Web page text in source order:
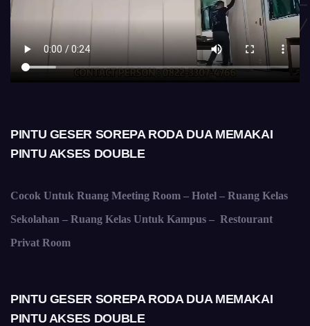
PINTU GESER SOREPA RODA DUA MEMAKAI
PINTU AKSES DOUBLE
Cocok Untuk Ruang Meeting Room – Hotel – Ruang Kelas
Sekolahan – Ruang Kelas Untuk Kampus – Restourant
Privat Room
PINTU GESER SOREPA RODA DUA MEMAKAI
PINTU AKSES DOUBLE